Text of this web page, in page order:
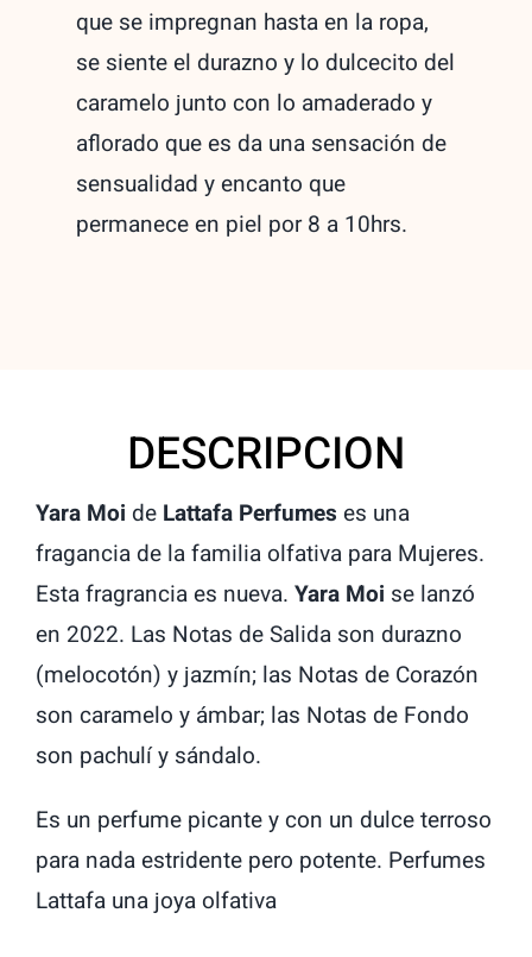
que se impregnan hasta en la ropa,
se siente el durazno y lo dulcecito del
caramelo junto con lo amaderado y
aflorado que es da una sensación de
sensualidad y encanto que
permanece en piel por 8 a 10hrs.
DESCRIPCION
Yara Moi de Lattafa Perfumes es una
fragancia de la familia olfativa para Mujeres.
Esta fragrancia es nueva. Yara Moi se lanzó
en 2022. Las Notas de Salida son durazno
(melocotón) y jazmín; las Notas de Corazón
son caramelo y ámbar; las Notas de Fondo
son pachulí y sándalo.
Es un perfume picante y con un dulce terroso
para nada estridente pero potente. Perfumes
Lattafa una joya olfativa